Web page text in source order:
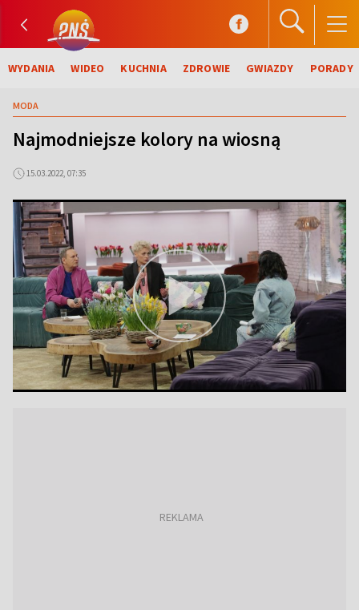
WYDANIA WIDEO KUCHNIA ZDROWIE GWIAZDY PORADY
MODA
Najmodniejsze kolory na wiosną
15.03.2022, 07:35